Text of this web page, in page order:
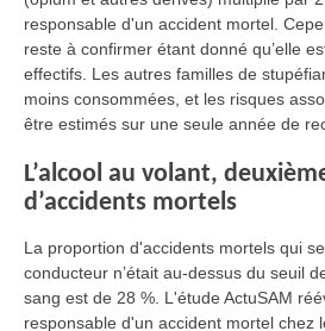
responsable d'un accident mortel.
reste à confirmer étant donné qu’elle
effectifs. Les autres familles de
moins consommées, et les risques
être estimés sur une seule année de
L’alcool au volant,
d’accidents mortels
La proportion d'accidents mortels qui
conducteur n’était au-dessus du seuil
sang est de 28 %. L'étude ActuSAM
responsable d'un accident mortel chez